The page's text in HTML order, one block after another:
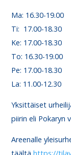
Ma: 16.30-19.00
Ti: 17.00-18.30
Ke: 17.00-18.30
To: 16.30-19.00
Pe: 17.00-18.30
La: 11.00-12.30
Yksittäiset
piirin eli Pokaryn
Areenalle